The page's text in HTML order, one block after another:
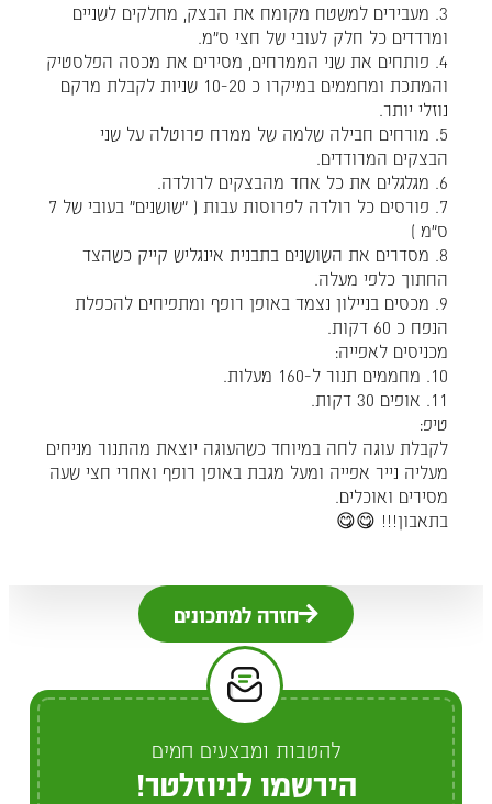
3. מעבירים למשטח מקומח את הבצק, מחלקים לשניים
ומרדדים כל חלק לעובי של חצי ס"מ.
4. פותחים את שני הממרחים, מסירים את מכסה הפלסטיק
והמתכת ומחממים במיקרו כ 10-20 שניות לקבלת מרקם
נוזלי יותר.
5. מורחים חבילה שלמה של ממרח פרוטלה על שני
הבצקים המרודדים.
6. מגלגלים את כל אחד מהבצקים לרולדה.
7. פורסים כל רולדה לפרוסות עבות ( "שושנים" בעובי של 7
ס"מ )
8. מסדרים את השושנים בתבנית אינגליש קייק כשהצד
החתוך כלפי מעלה.
9. מכסים בניילון נצמד באופן רופף ומתפיחים להכפלת
הנפח כ 60 דקות.
מכניסים לאפייה:
10. מחממים תנור ל-160 מעלות.
11. אופים 30 דקות.
טיפ:
לקבלת עוגה לחה במיוחד כשהעוגה יוצאת מהתנור מניחים
מעליה נייר אפייה ומעל מגבת באופן רופף ואחרי חצי שעה
מסירים ואוכלים.
בתאבון!!! 😋😋
חזרה למתכונים
להטבות ומבצעים חמים
הירשמו לניוזלטר!